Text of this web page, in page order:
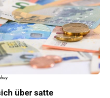
über satte